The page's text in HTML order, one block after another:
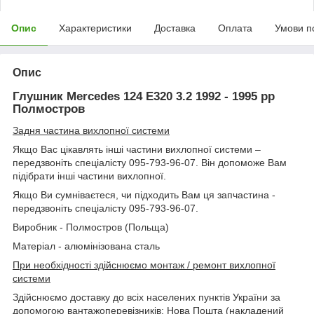
Опис Характеристики Доставка Оплата Умови
Опис
Глушник Mercedes 124 E320 3.2 1992 - 1995 рр
Полмостров
Задня частина вихлопної системи
Якщо Вас цікавлять інші частини вихлопної системи –
передзвоніть спеціалісту 095-793-96-07. Він допоможе Вам
підібрати інші частини вихлопної.
Якщо Ви сумніваєтеся, чи підходить Вам ця запчастина -
передзвоніть спеціалісту 095-793-96-07.
Виробник - Полмостров (Польща)
Матеріал - алюмінізована сталь
При необхідності здійснюємо монтаж / ремонт вихлопної
системи
Здійснюємо доставку до всіх населених пунктів України за
допомогою вантажоперевізників: Нова Пошта (накладений